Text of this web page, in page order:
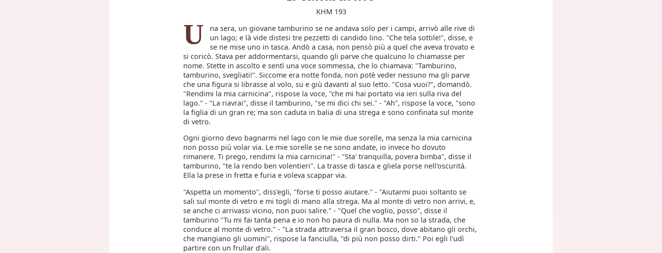
KHM 193
U
na sera, un giovane tamburino se ne andava solo per i campi, arrivò alle rive di
un lago; e là vide distesi tre pezzetti di candido lino. "Che tela sottile!", disse, e
se ne mise uno in tasca. Andò a casa, non pensò più a quel che aveva trovato e
si coricò. Stava per addormentarsi, quando gli parve che qualcuno lo chiamasse per
nome. Stette in ascolto e sentì una voce sommessa, che lo chiamava: "Tamburino,
tamburino, svegliati!". Siccome era notte fonda, non potè veder nessuno ma gli parve
che una figura si librasse al volo, su e giù davanti al suo letto. "Cosa vuoi?", domandò.
"Rendimi la mia carnicina", rispose la voce, "che mi hai portato via ieri sulla riva del
lago." - "La riavrai", disse il tamburino, "se mi dici chi sei." - "Ah", rispose la voce, "sono
la figlia di un gran re; ma son caduta in balia di una strega e sono confinata sul monte
di vetro.
Ogni giorno devo bagnarmi nel lago con le mie due sorelle, ma senza la mia carnicina
non posso più volar via. Le mie sorelle se ne sono andate, io invece ho dovuto
rimanere. Ti prego, rendimi la mia carnicina!" - "Sta' tranquilla, povera bimba", disse il
tamburino, "te la rendo ben volentieri". La trasse di tasca e gliela porse nell'oscurità.
Ella la prese in fretta e furia e voleva scappar via.
"Aspetta un momento", diss'egli, "forse ti posso aiutare." - "Aiutarmi puoi soltanto se
sali sul monte di vetro e mi togli di mano alla strega. Ma al monte di vetro non arrivi, e,
se anche ci arrivassi vicino, non puoi salire." - "Quel che voglio, posso", disse il
tamburino "Tu mi fai tanta pena e io non ho paura di nulla. Ma non so la strada, che
conduce al monte di vetro." - "La strada attraversa il gran bosco, dove abitano gli orchi,
che mangiano gli uomini", rispose la fanciulla, "di più non posso dirti." Poi egli l'udì
partire con un frullar d'ali.